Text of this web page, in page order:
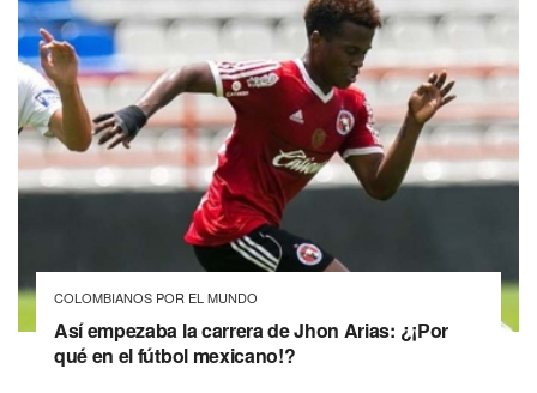
COLOMBIANOS POR EL MUNDO
Así empezaba la carrera de Jhon Arias: ¿¡Por
qué en el fútbol mexicano!?